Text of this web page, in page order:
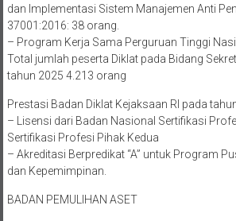
dan Implementasi Sistem Manajemen Anti
37001:2016: 38 orang.
– Program Kerja Sama Perguruan Tinggi
Total jumlah peserta Diklat pada Bidang
tahun 2025 4.213 orang
Prestasi Badan Diklat Kejaksaan RI pada
– Lisensi dari Badan Nasional Sertifikasi
Sertifikasi Profesi Pihak Kedua
– Akreditasi Berpredikat “A” untuk Program
dan Kepemimpinan.
BADAN PEMULIHAN ASET